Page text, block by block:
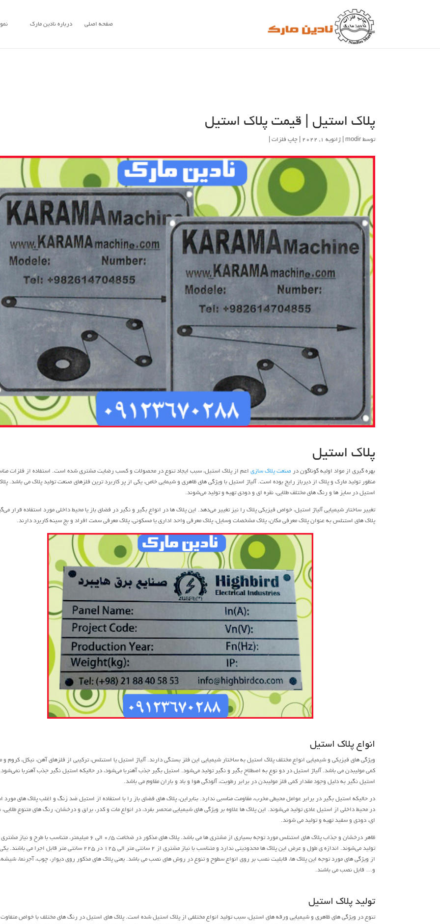
صفحه اصلی درباره نادین مارک
پلاک استیل | قیمت پلاک استیل
توسط modir | ژانویه 1, 2022 | چاپ فلزات
پلاک استیل
بهره گیری از مواد اولیه گوناگون در صنعت پلاک سازی اعم از پلاک استیل، سبب ایجاد تنوع در محصولات و کسب رضایت مشتری شده است. استفاده از فلزات
منظور تولید مارک و پلاک از دیرباز رایج بوده است. آلیاژ استیل با ویژگی های ظاهری و شیمایی خاص، یکی از پر کاربرد ترین فلزهای صنعت تولید پلاک می باشد.
استیل در سایز ها و رنگ های مختلف طلایی، نقره ای و دودی تهیه و تولید می‌شوند.
تغییر ساختار شیمیایی آلیاژ استیل، خواص فیزیکی پلاک را نیز تغییر می‌دهد. این پلاک ها در انواع بگیر و نگیر در فضای باز یا محیط داخلی مورد استفاده قرار
پلاک های استنلس به عنوان پلاک معرفی مکان، پلاک مشخصات وسایل، پلاک معرفی واحد اداری یا مسکونی، پلاک معرفی سمت افراد و بج سینه کاربرد دارند.
انواع پلاک استیل
ویژگی های فیزیکی و شیمیایی انواع مختلف پلاک استیل به ساختار شیمیایی این فلز بستگی دارند. آلیاژ استیل یا استنلس، ترکیبی از فلزهای آهن، نیکل، کروم و
کمی مولیبدن می باشد. آلیاژ استیل در دو نوع به اصطلاح بگیر و نگیر تولید می‌شود. استیل بگیر جذب آهنربا می‌شود، در حالیکه استیل نگیر جذب آهنربا نمی‌شود.
استیل نگیر به دلیل وجود مقدار کمی فلز مولیبدن در برابر رطوبت، آلودگی هوا و باد و باران مقاوم می باشد.
در حالیکه استیل بگیر در برابر عوامل محیطی مخرب، مقاومت مناسبی ندارد. بنابراین، پلاک های فضای باز را با استفاده از استیل ضد زنگ و اغلب پلاک های مورد
در محیط داخلی از استیل عادی تولید می‌شوند. این پلاک ها علاوه بر ویژگی های شیمیایی منحصر بفرد، در انواع مات و کدر، براق و درخشان، رنگ های متنوع طلایی،
ای، دودی و سفید تهیه و تولید می شوند.
ظاهر درخشان و جذاب پلاک های استنلس مورد توجه بسیاری از مشتری ها می باشد. پلاک های مذکور در ضخامت 0/5 الی 6 میلیمتر، متناسب با
تولید می‌شوند. اندازه ی طول و عرض این پلاک ها محدودیتی ندارد و متناسب با نیاز مشتری از 2 سانتی متر الی 125 در 225 سانتی متر قابل
از ویژگی های مورد توجه این پلاک ها، قابلیت نصب بر روی انواع سطوح و تنوع در روش های نصب می باشد. یعنی پلاک های مذکور روی دیوار، چوب، آجرنما، شیشه،
و… قابل نصب می باشند.
تولید پلاک استیل
تنوع در ویژگی های ظاهری و شیمیایی ورقه های استیل، سبب تولید انواع مختلفی از پلاک استیل شده است. پلاک های استیل در رنگ های مختلف با خواص متفاوت